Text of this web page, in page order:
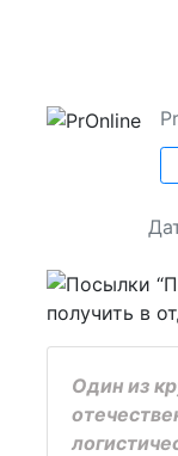
Один из